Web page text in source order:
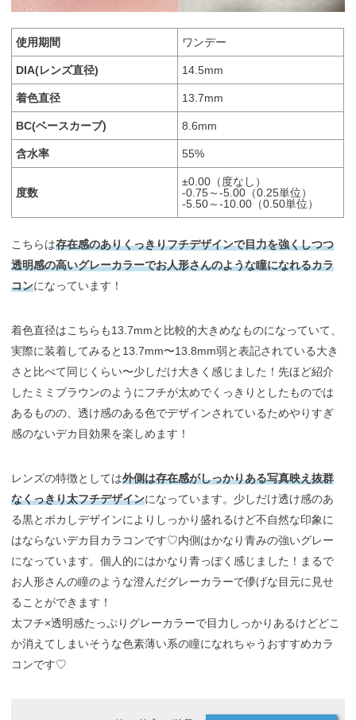
使用期間 ワンデー
DIA(レンズ直径) 14.5mm
着色直径 13.7mm
BC(ベースカーブ) 8.6mm
含水率 55%
度数
±0.00（度なし）
-0.75～-5.00（0.25単位）
-5.50～-10.00（0.50単位）
こちらは存在感のありくっきりフチデザインで目力を強くしつつ
透明感の高いグレーカラーでお人形さんのような瞳になれるカラ
コンになっています！
着色直径はこちらも13.7mmと比較的大きめなものになっていて、
実際に装着してみると13.7mm〜13.8mm弱と表記されている大き
さと比べて同じくらい〜少しだけ大きく感じました！先ほど紹介
したミミブラウンのようにフチが太めでくっきりとしたものでは
あるものの、透け感のある色でデザインされているためやりすぎ
感のないデカ目効果を楽しめます！
レンズの特徴としては外側は存在感がしっかりある写真映え抜群
なくっきり太フチデザインになっています。少しだけ透け感のあ
る黒とボカしデザインによりしっかり盛れるけど不自然な印象に
はならないデカ目カラコンです♡内側はかなり青みの強いグレー
になっています。個人的にはかなり青っぽく感じました！まるで
お人形さんの瞳のような澄んだグレーカラーで儚げな目元に見せ
ることができます！
太フチ×透明感たっぷりグレーカラーで目力しっかりあるけどどこ
か消えてしまいそうな色素薄い系の瞳になれちゃうおすすめカラ
コンです♡